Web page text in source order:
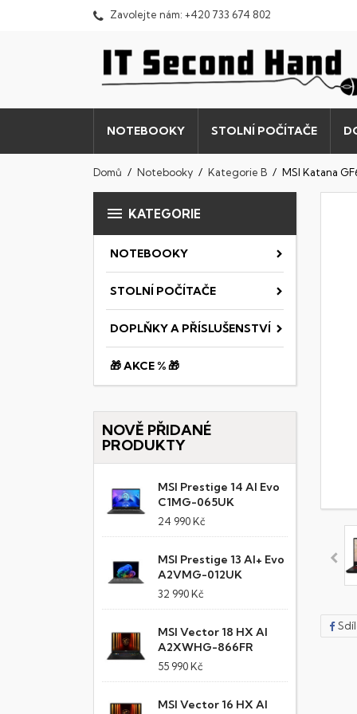
Zavolejte nám: +420 733 674 802
NOTEBOOKY STOLNÍ POČÍTAČE
Domů Notebooky Kategorie B MSI Katana
 KATEGORIE
NOTEBOOKY
STOLNÍ POČÍTAČE
DOPLŇKY A PŘÍSLUŠENSTVÍ
🎁 AKCE % 🎁
NOVĚ PŘIDANÉ
PRODUKTY
MSI Prestige 14 AI Evo
C1MG-065UK
24 990 Kč
MSI Prestige 13 AI+ Evo
A2VMG-012UK
32 990 Kč
MSI Vector 18 HX AI
A2XWHG-866FR
55 990 Kč
MSI Vector 16 HX AI